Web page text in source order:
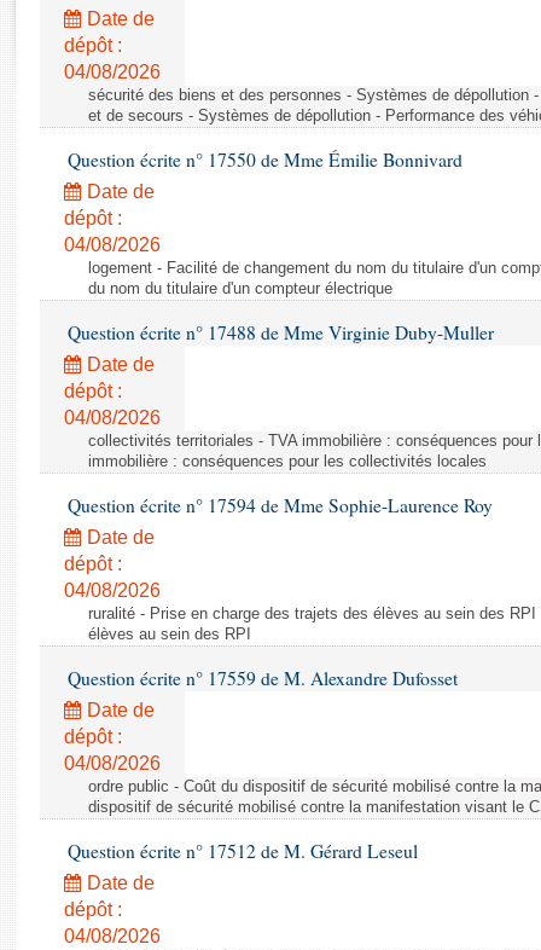
Rapports législatifs
Rapports sur l'application des lois
Baromètre de l’application des lois
Dossiers législatifs
Budget et sécurité sociale
Questions écrites et orales
Comptes rendus des débats
Date de
dépôt :
04/08/2026
sécurité des biens et des personnes - Systèmes de dépollution
et de secours - Systèmes de dépollution - Performance des
Question écrite n° 17550 de Mme Émilie Bonnivard
Date de
dépôt :
04/08/2026
logement - Facilité de changement du nom du titulaire d'un
du nom du titulaire d'un compteur électrique
Question écrite n° 17488 de Mme Virginie Duby-Muller
Date de
dépôt :
04/08/2026
collectivités territoriales - TVA immobilière : conséquences
immobilière : conséquences pour les collectivités locales
Question écrite n° 17594 de Mme Sophie-Laurence Roy
Date de
dépôt :
04/08/2026
ruralité - Prise en charge des trajets des élèves au sein des
élèves au sein des RPI
Question écrite n° 17559 de M. Alexandre Dufosset
Date de
dépôt :
04/08/2026
ordre public - Coût du dispositif de sécurité mobilisé contre la
dispositif de sécurité mobilisé contre la manifestation visant le
Question écrite n° 17512 de M. Gérard Leseul
Date de
dépôt :
04/08/2026